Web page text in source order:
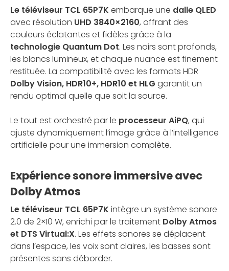
Le téléviseur TCL 65P7K embarque une dalle QLED
avec résolution UHD 3840×2160, offrant des
couleurs éclatantes et fidèles grâce à la
technologie Quantum Dot. Les noirs sont profonds,
les blancs lumineux, et chaque nuance est finement
restituée. La compatibilité avec les formats HDR
Dolby Vision, HDR10+, HDR10 et HLG garantit un
rendu optimal quelle que soit la source.
Le tout est orchestré par le processeur AiPQ, qui
ajuste dynamiquement l’image grâce à l’intelligence
artificielle pour une immersion complète.
Expérience sonore immersive avec
Dolby Atmos
Le téléviseur TCL 65P7K intègre un système sonore
2.0 de 2×10 W, enrichi par le traitement Dolby Atmos
et DTS Virtual:X. Les effets sonores se déplacent
dans l’espace, les voix sont claires, les basses sont
présentes sans déborder.